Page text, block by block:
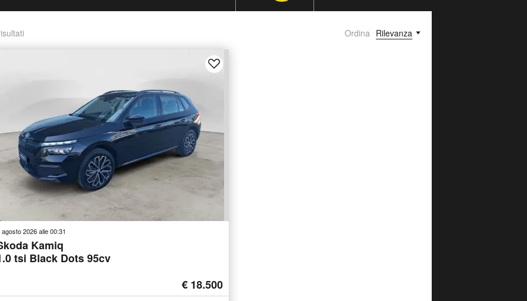
Ordina Rilevanza
agosto 2026 alle 00:31
Kamiq
tsi Black Dots 95cv
€ 18.500